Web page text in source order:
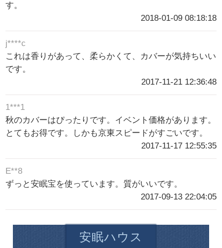
す。
2018-01-09 08:18:18
j****c
これは香りがあって、柔らかくて、カバーが気持ちいい
です。
2017-11-21 12:36:48
1***1
秋のカバーはぴったりです。イベント価格があります。
とてもお得です。しかも京東スピードがすごいです。
2017-11-17 12:55:35
E**8
ずっと安眠宝を使っています。質がいいです。
2017-09-13 22:04:05
安眠ハウス